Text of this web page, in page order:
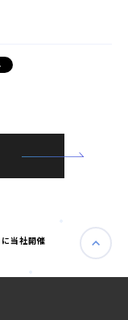
当社開催